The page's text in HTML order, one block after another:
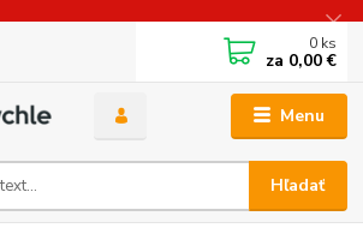
Menu
Hľadať
0 ks
za 0,00 €